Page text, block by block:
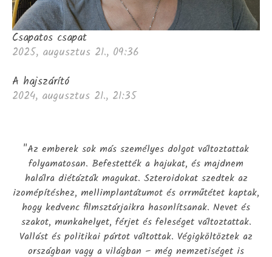
Csapatos csapat
2025, augusztus 21., 09:36
A hajszárító
2024, augusztus 21., 21:35
"Az emberek sok más személyes dolgot változtattak
folyamatosan. Befestették a hajukat, és majdnem
halálra diétázták magukat. Szteroidokat szedtek az
izomépítéshez, mellimplantátumot és orrműtétet kaptak,
hogy kedvenc filmsztárjaikra hasonlítsanak. Nevet és
szakot, munkahelyet, férjet és feleséget változtattak.
Vallást és politikai pártot váltottak. Végigköltöztek az
országban vagy a világban – még nemzetiséget is